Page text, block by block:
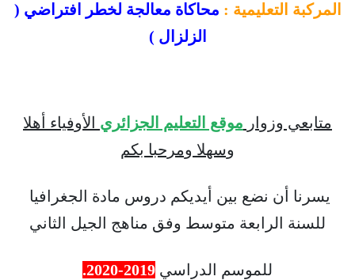
المركبة التعليمية : محاكاة معالجة لخطر افتراضي (
الزلزال )
متابعي وزوار موقع التعليم الجزائري الأوفياء أهلا
وسهلا ومرحبا بكم
يسرنا أن نضع بين أيديكم دروس مادة الجغرافيا
للسنة الرابعة متوسط وفق مناهج الجيل الثاني
للموسم الدراسي 2019-2020.